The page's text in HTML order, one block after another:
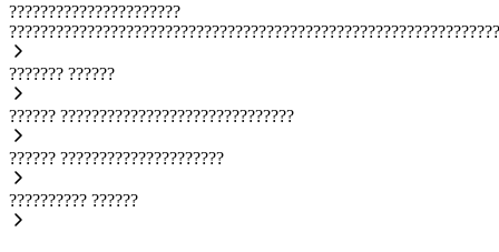
??????????????????????
??????? ??????
?????? ??????????????????????????????
?????? ?????????????????????
?????????? ??????